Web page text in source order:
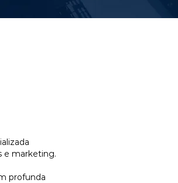
e marketing.
profunda